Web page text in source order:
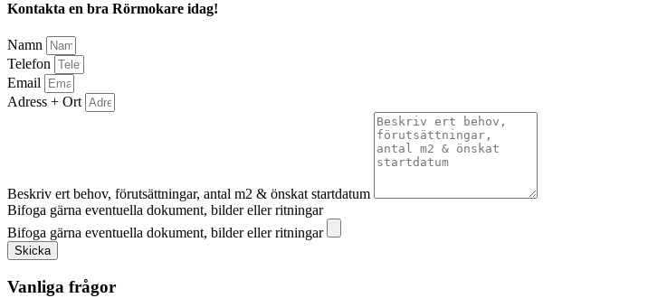
Kontakta en bra Rörmokare idag!
Namn
Telefon
Email
Adress + Ort
Beskriv ert behov, förutsättningar, antal m2 & önskat startdatum
Bifoga gärna eventuella dokument, bilder eller ritningar
Bifoga gärna eventuella dokument, bilder eller ritningar
Skicka
Vanliga frågor